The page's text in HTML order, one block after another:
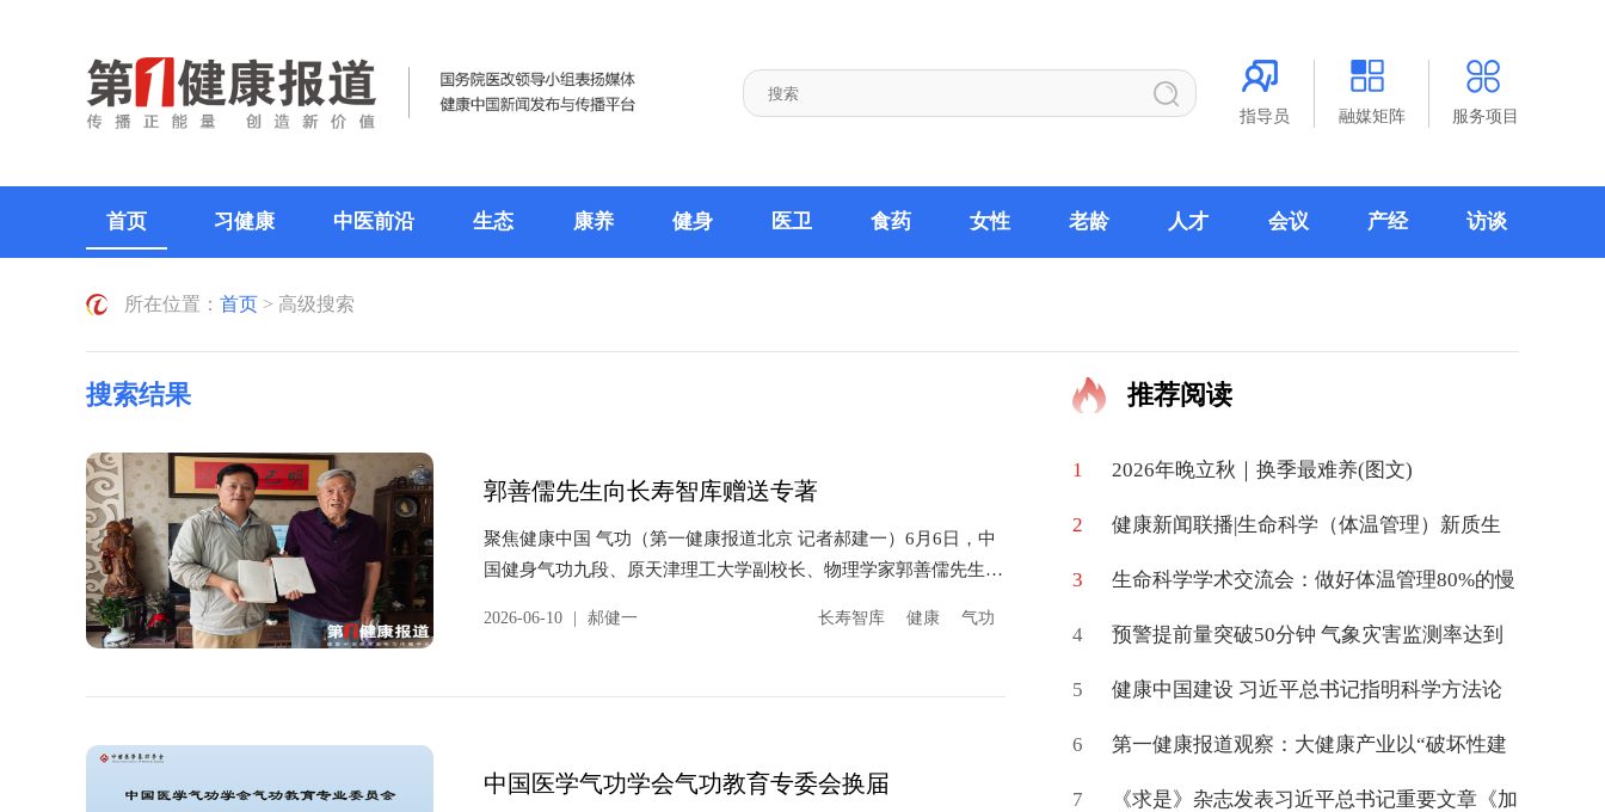
指导员 融媒矩阵 服务项目
首页 习健康 中医前沿 生态 康养 健身 医卫 食药 女性 老龄 人才 会议 产经 访谈
所在位置： 首页 > 高级搜索
搜索结果
郭善儒先生向长寿智库赠送专著
聚焦健康中国 气功（第一健康报道北京 记者郝建一）6月6日，中
国健身气功九段、原天津理工大学副校长、物理学家郭善儒先生与
2026-06-10 郝健一 长寿智库 健康 气功
中国医学气功学会气功教育专委会换届
推荐阅读
1 2026年晚立秋｜换季最难养(图文)
2 健康新闻联播|生命科学（体温管理）新质生
产力高质量学术交流会在京举办
3 生命科学学术交流会：做好体温管理80%的慢
病可促进治愈
4 预警提前量突破50分钟 气象灾害监测率达到
85%
5 健康中国建设 习近平总书记指明科学方法论
6 第一健康报道观察：大健康产业以“破坏性建
构”催生新命题
7 《求是》杂志发表习近平总书记重要文章《加